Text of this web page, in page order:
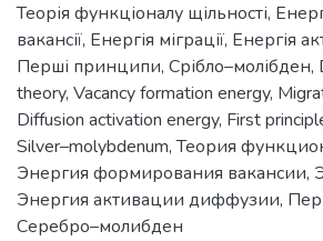
Теорія функціоналу щільності,
вакансії, Енергія міграції, Енергія
Перші принципи, Срібло–молібден,
theory, Vacancy formation energy,
Diffusion activation energy, First
Silver–molybdenum,Теория
Энергия формирования вакансии,
Энергия активации диффузии,
Серебро–молибден